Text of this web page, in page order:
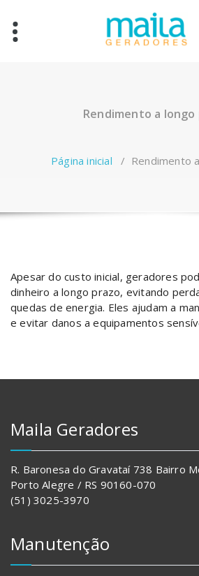
para
Rendimento a longo
Página inicial / Rendimento
Apesar do custo inicial, geradores
dinheiro a longo prazo, evitando
quedas de energia. Eles ajudam a
e evitar danos a equipamentos
Maila Geradores
R. Baronesa do Gravataí 738 Bairro
Porto Alegre / RS 90160-070
(51) 3025-3970
Manutenção